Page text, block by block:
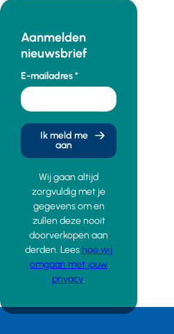
Aanmelden
nieuwsbrief
E-mailadres
Ik meld me
aan
Wij gaan altijd
zorgvuldig met je
gegevens om en
zullen deze nooit
doorverkopen aan
derden. Lees hoe wij
omgaan met jouw
privacy.